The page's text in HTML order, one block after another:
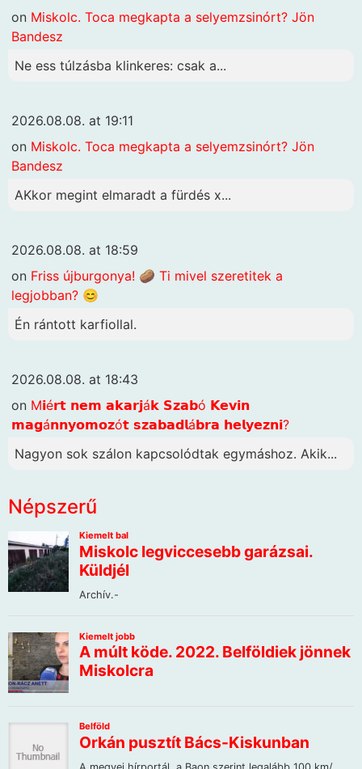
on Miskolc. Toca megkapta a selyemzsinórt? Jön
Bandesz
Ne ess túlzásba klinkeres: csak a...
2026.08.08. at 19:11
on Miskolc. Toca megkapta a selyemzsinórt? Jön
Bandesz
AKkor megint elmaradt a fürdés x...
2026.08.08. at 18:59
on Friss újburgonya! 🥔 Ti mivel szeretitek a
legjobban? 😊
Én rántott karfiollal.
2026.08.08. at 18:43
on M𝗶é𝗿𝘁 𝗻𝗲𝗺 𝗮𝗸𝗮𝗿𝗷á𝗸 𝗦𝘇𝗮𝗯ó 𝗞𝗲𝘃𝗶𝗻
𝗺𝗮𝗴á𝗻𝗻𝘆𝗼𝗺𝗼𝘇ó𝘁 𝘀𝘇𝗮𝗯𝗮𝗱𝗹á𝗯𝗿𝗮 𝗵𝗲𝗹𝘆𝗲𝘇𝗻𝗶?
Nagyon sok szálon kapcsolódtak egymáshoz. Akik...
Népszerű